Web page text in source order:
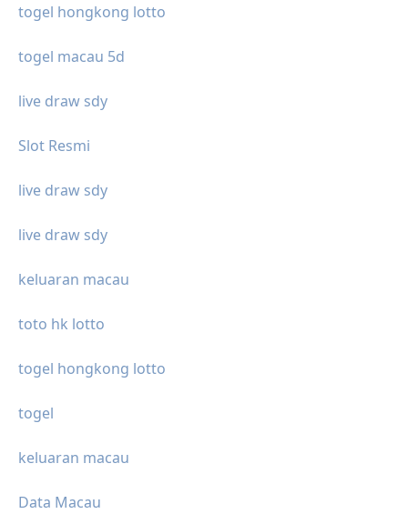
togel hongkong lotto
togel macau 5d
live draw sdy
Slot Resmi
live draw sdy
live draw sdy
keluaran macau
toto hk lotto
togel hongkong lotto
togel
keluaran macau
Data Macau